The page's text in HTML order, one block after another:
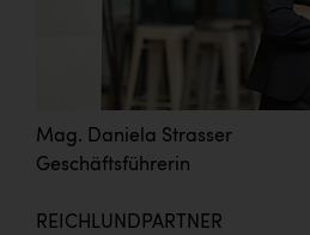
Mag. Daniela Strasser
Geschäftsführerin
REICHLUNDPARTNER